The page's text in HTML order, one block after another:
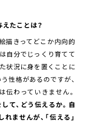
えたことは？
描きってどこか内向的
自分でじっくり育てて
状況に身を置くことに
性格があるのですが、
わっていきません。
て、どう伝えるか。自
ませんが、「伝える」